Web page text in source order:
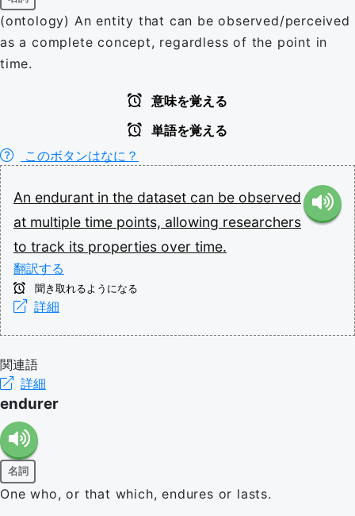
(ontology) An entity that can be observed/perceived
as a complete concept, regardless of the point in
time.
意味を覚える
単語を覚える
このボタンはなに？
An endurant in the dataset can be observed
at multiple time points, allowing researchers
to track its properties over time.
翻訳する
聞き取れるようになる
詳細
関連語
詳細
endurer
名詞
One who, or that which, endures or lasts.